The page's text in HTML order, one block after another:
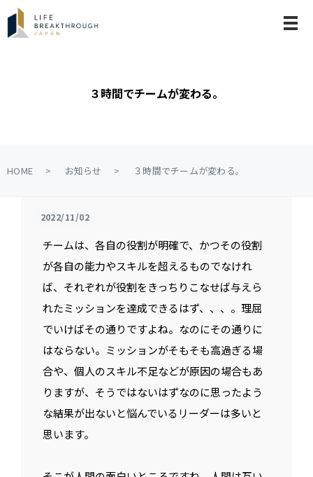
メ
３時間でチームが変わる。
HOME お知らせ ３時間でチームが変わる。
2022/11/02
チームは、各自の役割が明確で、かつその役割
が各自の能力やスキルを超えるものでなけれ
ば、それぞれが役割をきっちりこなせば与えら
れたミッションを達成できるはず、、、。理屈
でいけばその通りですよね。なのにその通りに
はならない。ミッションがそもそも高過ぎる場
合や、個人のスキル不足などが原因の場合もあ
りますが、そうではないはずなのに思ったよう
な結果が出ないと悩んでいるリーダーは多いと
思います。